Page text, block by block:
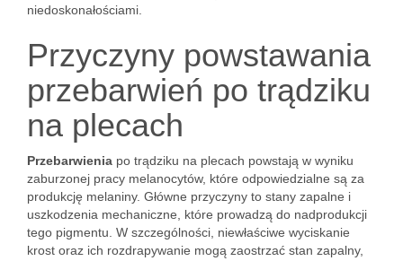
niedoskonałościami.
Przyczyny powstawania
przebarwień po trądziku
na plecach
Przebarwienia po trądziku na plecach powstają w wyniku
zaburzonej pracy melanocytów, które odpowiedzialne są za
produkcję melaniny. Główne przyczyny to stany zapalne i
uszkodzenia mechaniczne, które prowadzą do nadprodukcji
tego pigmentu. W szczególności, niewłaściwe wyciskanie
krost oraz ich rozdrapywanie mogą zaostrzać stan zapalny,